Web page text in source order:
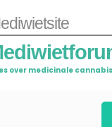
over medicinale cannabis